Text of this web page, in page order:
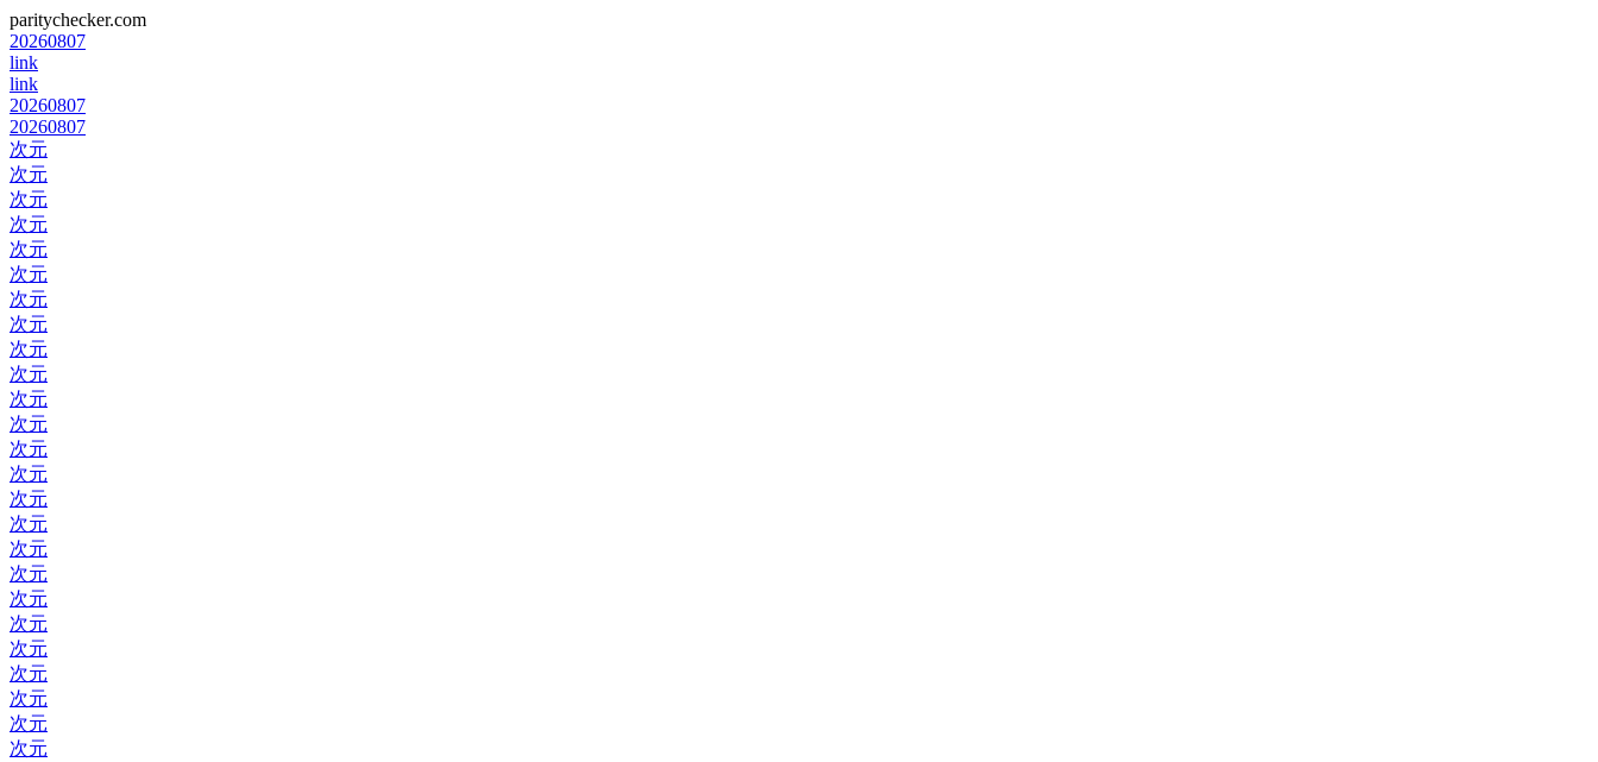
paritychecker.com
20260807
link
link
20260807
20260807
次元
次元
次元
次元
次元
次元
次元
次元
次元
次元
次元
次元
次元
次元
次元
次元
次元
次元
次元
次元
次元
次元
次元
次元
次元